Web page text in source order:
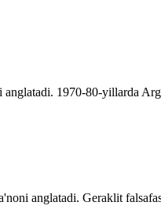
1970-80-yillarda
anglatadi. Geraklit